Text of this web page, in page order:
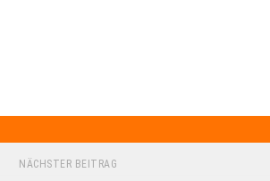
NÄCHSTER BEITRAG